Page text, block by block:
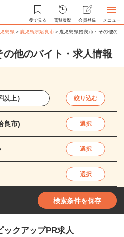
後で見る 閲覧履歴 会員登録 メニュー
島県＞ 鹿児島県姶良市＞ 鹿児島県姶良市・その他の
の他のバイト・求人情報
絞り込む
良市) 選択
選択
選択
検索条件を保存
ックアップPR求人